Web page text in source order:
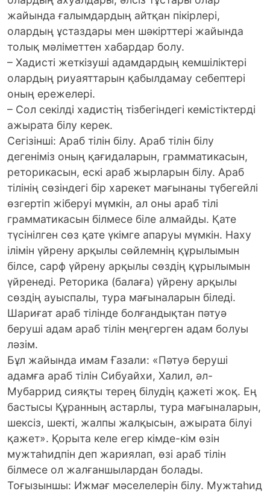
жайында ғалымдардың айтқан пікірлері,
олардың ұстаздары мен шәкірттері жайында
толық мәліметтен хабардар болу.
– Хадисті жеткізуші адамдардың кемшіліктері
олардың риуаяттарын қабылдамау себептері
оның ережелері.
– Сол секілді хадистің тізбегіндегі кемістіктерді
ажырата білу керек.
Сегізінші: Араб тілін білу. Араб тілін білу
дегеніміз оның қағидаларын, грамматикасын,
реторикасын, ескі араб жырларын білу. Араб
тілінің сөзіндегі бір харекет мағынаны түбегейлі
өзгертіп жіберуі мүмкін, ал оны араб тілі
грамматикасын білмесе біле алмайды. Қате
түсінілген сөз қате үкімге апаруы мүмкін. Наху
ілімін үйрену арқылы сөйлемнің құрылымын
білсе, сарф үйрену арқылы сөздің құрылымын
үйренеді. Реторика (балаға) үйрену арқылы
сөздің ауыспалы, тура мағыналарын біледі.
Шариғат араб тілінде болғандықтан пәтуә
беруші адам араб тілін меңгерген адам болуы
ләзім.
Бұл жайында имам Ғазали: «Пәтуә беруші
адамға араб тілін Сибуайхи, Халил, әл-
Мубаррид сияқты терең білудің қажеті жоқ. Ең
бастысы Құранның астарлы, тура мағыналарын,
шексіз, шекті, жалпы жалқысын, ажырата білуі
қажет». Қорыта келе егер кімде-кім өзін
мужтаһидпін деп жариялап, өзі араб тілін
білмесе ол жалғаншылардан болады.
Тоғызыншы: Ижмағ мәселелерін білу. Мужтаһид